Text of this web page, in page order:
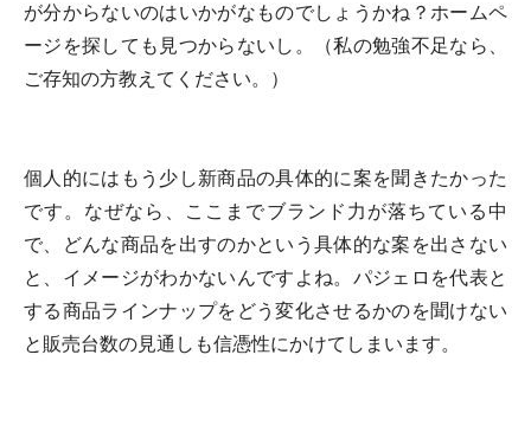
が分からないのはいかがなものでしょうかね？ホームペ
ージを探しても見つからないし。（私の勉強不足なら、
ご存知の方教えてください。）
個人的にはもう少し新商品の具体的に案を聞きたかった
です。なぜなら、ここまでブランド力が落ちている中
で、どんな商品を出すのかという具体的な案を出さない
と、イメージがわかないんですよね。パジェロを代表と
する商品ラインナップをどう変化させるかのを聞けない
と販売台数の見通しも信憑性にかけてしまいます。